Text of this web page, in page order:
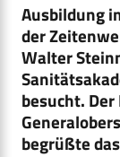
Ausbildung
der
Walter
besucht.
begrüßte